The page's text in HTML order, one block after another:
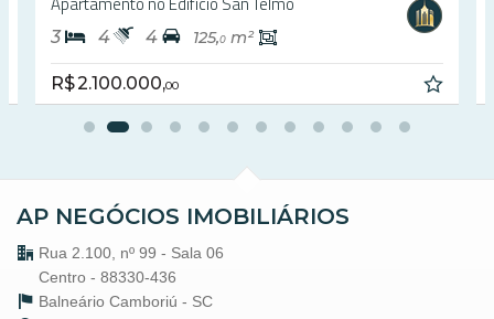
3 4 4 125,0 m²
R$ 2.100.000,00
AP NEGÓCIOS IMOBILIÁRIOS
Rua 2.100, nº 99 - Sala 06
Centro - 88330-436
Balneário Camboriú - SC